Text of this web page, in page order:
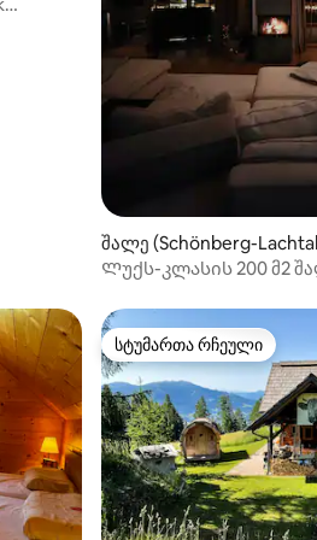
შალე (Schönberg-
Ლუქს-კლასის 200 მ2
სტუმართა რჩეული
სტუმართა რჩეული